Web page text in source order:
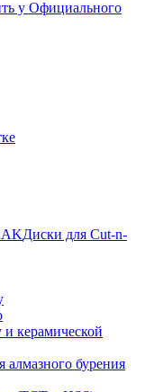
Диски для Cut-n-
керамической
алмазного бурения